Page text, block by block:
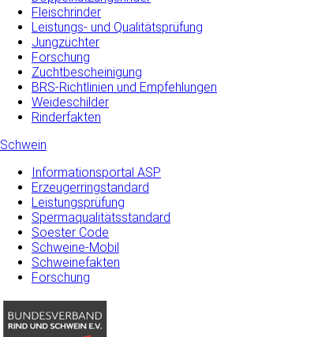
Fleischrinder
Leistungs- und Qualitätsprüfung
Jungzüchter
Forschung
Zuchtbescheinigung
BRS-Richtlinien und Empfehlungen
Weideschilder
Rinderfakten
Schwein
Informationsportal ASP
Erzeugerringstandard
Leistungsprüfung
Spermaqualitätsstandard
Soester Code
Schweine-Mobil
Schweinefakten
Forschung